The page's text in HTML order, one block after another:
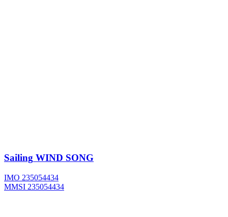
Sailing WIND SONG
IMO 235054434
MMSI 235054434